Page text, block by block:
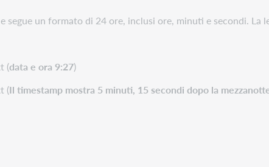
un formato di 24 ore, inclusi ore, minuti e secondi. La
(data e ora 9:27)
(Il timestamp mostra 5 minuti, 15 secondi dopo la